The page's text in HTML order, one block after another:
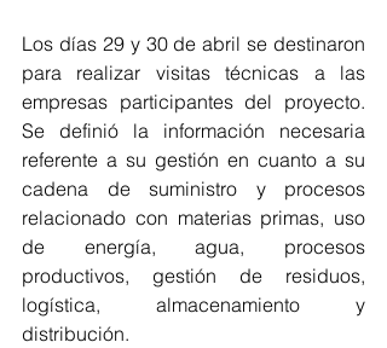
Los días 29 y 30 de abril se destinaron
para realizar visitas técnicas a las
empresas participantes del proyecto.
Se definió la información necesaria
referente a su gestión en cuanto a su
cadena de suministro y procesos
relacionado con materias primas, uso
de energía, agua, procesos
productivos, gestión de residuos,
logística, almacenamiento y
distribución.